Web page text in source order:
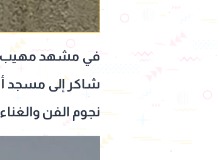
في مشهد مهيب
شاكر إلى مسجد
نجوم الفن